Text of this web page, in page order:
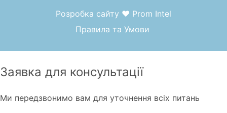
Розробка сайту ❤ Prom Intel
Правила та Умови
Заявка для консультації
Ми передзвонимо вам для уточнення всіх питань